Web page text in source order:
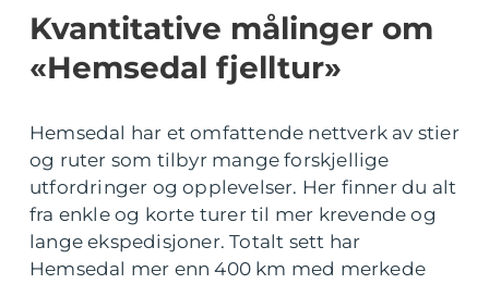
Kvantitative målinger om
«Hemsedal fjelltur»
Hemsedal har et omfattende nettverk av stier
og ruter som tilbyr mange forskjellige
utfordringer og opplevelser. Her finner du alt
fra enkle og korte turer til mer krevende og
lange ekspedisjoner. Totalt sett har
Hemsedal mer enn 400 km med merkede